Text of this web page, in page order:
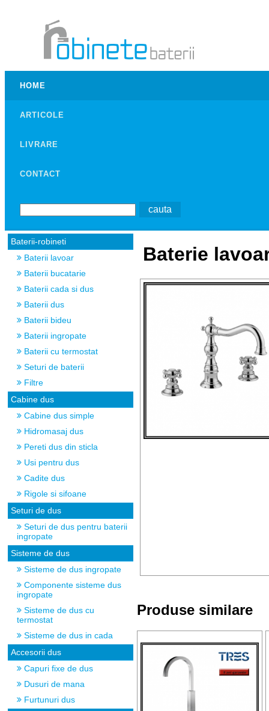
HOME
ARTICOLE
LIVRARE
CONTACT
Baterii-robineti
Baterii lavoar
Baterii bucatarie
Baterii cada si dus
Baterii dus
Baterii bideu
Baterii ingropate
Baterii cu termostat
Seturi de baterii
Filtre
Cabine dus
Cabine dus simple
Hidromasaj dus
Pereti dus din sticla
Usi pentru dus
Cadite dus
Rigole si sifoane
Seturi de dus
Seturi de dus pentru baterii
ingropate
Sisteme de dus
Sisteme de dus ingropate
Componente sisteme dus
ingropate
Sisteme de dus cu
termostat
Sisteme de dus in cada
Accesorii dus
Capuri fixe de dus
Dusuri de mana
Furtunuri dus
Baterie
Produse similare